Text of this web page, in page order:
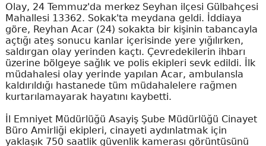
Olay, 24 Temmuz'da merkez Seyhan ilçesi Gülbahçesi
Mahallesi 13362. Sokak'ta meydana geldi. İddiaya
göre, Reyhan Acar (24) sokakta bir kişinin tabancayla
açtığı ateş sonucu kanlar içerisinde yere yığılırken,
saldırgan olay yerinden kaçtı. Çevredekilerin ihbarı
üzerine bölgeye sağlık ve polis ekipleri sevk edildi. İlk
müdahalesi olay yerinde yapılan Acar, ambulansla
kaldırıldığı hastanede tüm müdahalelere rağmen
kurtarılamayarak hayatını kaybetti.
İl Emniyet Müdürlüğü Asayiş Şube Müdürlüğü Cinayet
Büro Amirliği ekipleri, cinayeti aydınlatmak için
yaklaşık 750 saatlik güvenlik kamerası görüntüsünü